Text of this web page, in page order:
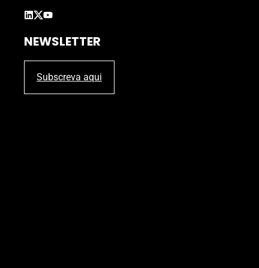
NEWSLETTER
Subscreva aqui